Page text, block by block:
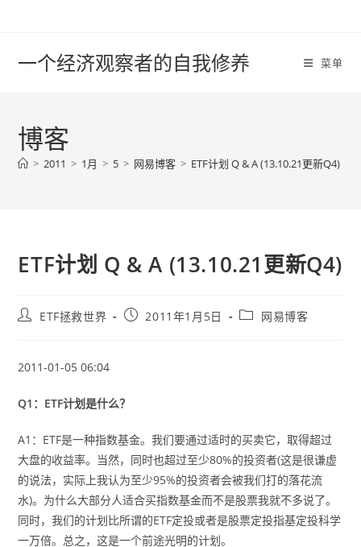
一个经济观察者的自我修养 菜单
博客
> 2011 > 1月 > 5 > 网易博客 > ETF计划 Q & A (13.10.21更新Q4)
ETF计划 Q & A (13.10.21更新Q4)
PostETF拯救世界
Post2011年1月5日
Post网易博客
2011-01-05 06:04
Q1：ETF计划是什么？
A1：ETF是一种指数基金。我们要通过适时的买卖它，取得超过
大盘的收益率。当然，同时也超过至少80%的投资者(这是很谦虚
的说法，实际上我认为至少95%的投资者会被我们打的落花流
水)。为什么大部分人适合买指数基金而不是股票我就不多说了。
同时，我们的计划比所谓的ETF定投或者是股票定投指基定投科学
一万倍。总之，这是一个前途光明的计划。